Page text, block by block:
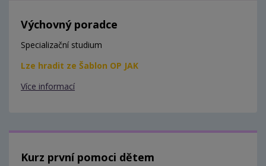
Výchovný poradce
Specializační studium
Lze hradit ze Šablon OP JAK
Více informací
Kurz první pomoci dětem